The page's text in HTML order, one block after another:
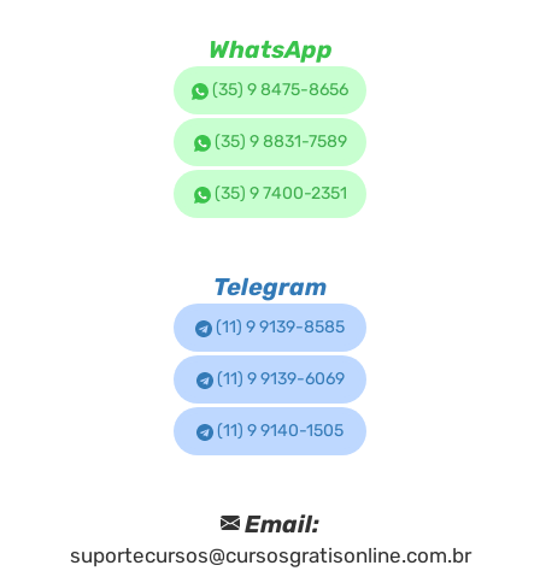
WhatsApp
(35) 9 8475-8656
(35) 9 8831-7589
(35) 9 7400-2351
Telegram
(11) 9 9139-8585
(11) 9 9139-6069
(11) 9 9140-1505
Email:
suportecursos@cursosgratisonline.com.br